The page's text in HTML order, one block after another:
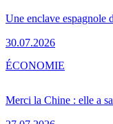
Une enclave espagnole
30.07.2026
Merci la Chine : elle a
ÉCONOMIE